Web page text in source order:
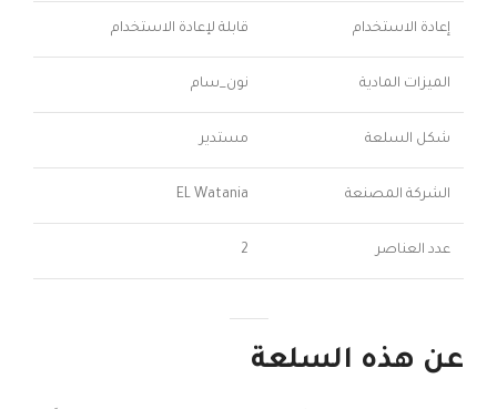
إعادة الاستخدام قابلة لإعادة الاستخدام
الميزات المادية نون_سام
شكل السلعة مستدير
الشركة المصنعة EL Watania
عدد العناصر 2
عن هذه السلعة